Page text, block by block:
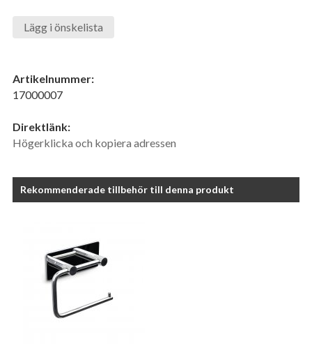
Lägg i önskelista
Artikelnummer:
17000007
Direktlänk:
Högerklicka och kopiera adressen
Rekommenderade tillbehör till denna produkt